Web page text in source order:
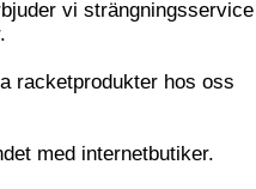
vi strängningsservice
racketprodukter hos oss
med internetbutiker.